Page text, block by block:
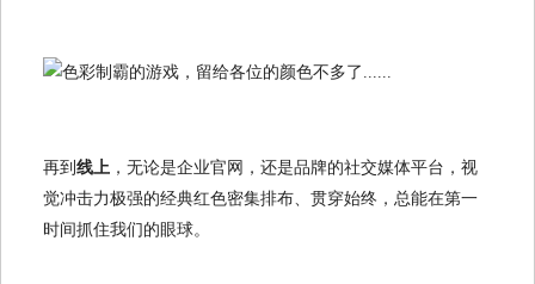
再到 线上 ，无论是企业官网，还是品牌的社交媒体平台，视
觉冲击力极强的经典红色密集排布、贯穿始终，总能在第一
时间抓住我们的眼球。